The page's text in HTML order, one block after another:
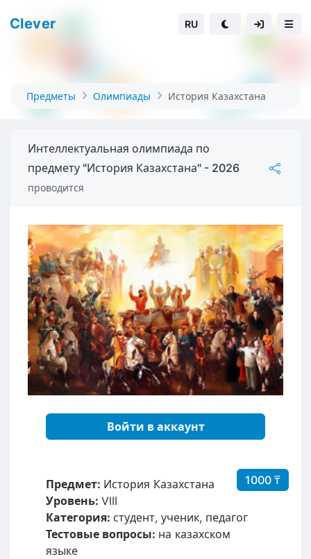
Clever RU
Предметы Олимпиады История Казахстана
Интеллектуальная олимпиада по
предмету "История Казахстана" - 2026
проводится
Войти в аккаунт
1000 ₸
Предмет: История Казахстана
Уровень: VIII
Категория: студент, ученик, педагог
Тестовые вопросы: на казахском
языке